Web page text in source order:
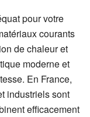
pour votre
courants
de chaleur et
moderne et
En France,
industriels sont
efficacement